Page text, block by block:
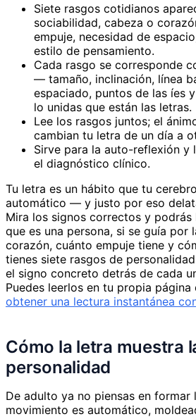
Siete rasgos cotidianos
sociabilidad, cabeza o
empuje, necesidad de
estilo de pensamiento.
Cada rasgo se corresponde
— tamaño, inclinación, línea
espaciado, puntos de las íes
lo unidas que están las letras.
Lee los rasgos juntos; el
cambian tu letra de un día a
Sirve para la auto-reflexión y
el diagnóstico clínico.
Tu letra es un hábito que tu
automático — y justo por eso
Mira los signos correctos y
que es una persona, si se guía por
corazón, cuánto empuje tiene y
tienes siete rasgos de
el signo concreto detrás de cada
Puedes leerlos en tu propia
obtener una lectura instantánea
Cómo la letra muestra
personalidad
De adulto ya no piensas en formar
movimiento es automático,